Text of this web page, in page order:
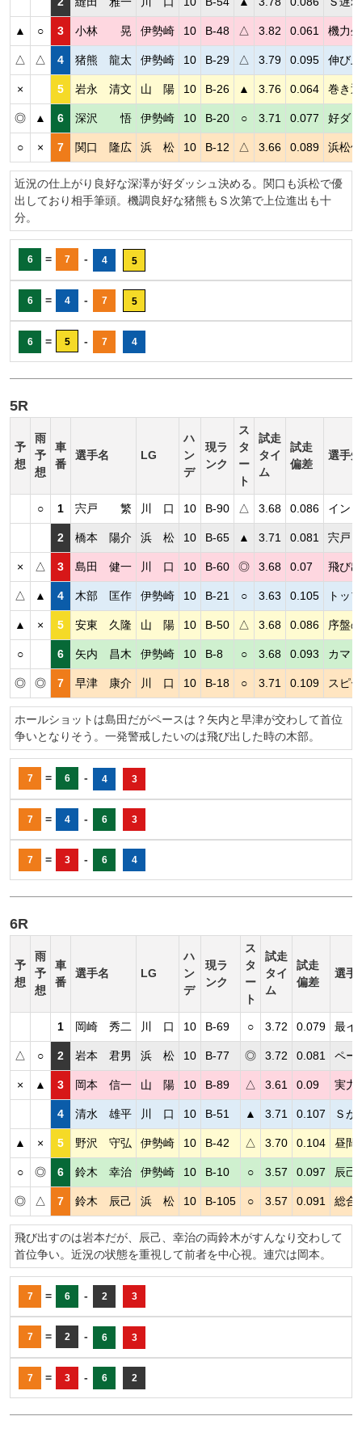
▲ ○ 3 小林 晃 伊勢崎 10 B-48 △ 3.82 0.061 機力
△ △ 4 猪熊 龍太 伊勢崎 10 B-29 △ 3.79 0.095 伸び
× 5 岩永 清文 山 陽 10 B-26 ▲ 3.76 0.064 巻き
◎ ▲ 6 深沢 悟 伊勢崎 10 B-20 ○ 3.71 0.077 好ダ
○ × 7 関口 隆広 浜 松 10 B-12 △ 3.66 0.089 浜松
近況の仕上がり良好な深澤が好ダッシュ決める。関口も浜松で優
出しており相手筆頭。機調良好な猪熊もＳ次第で上位進出も十
分。
6 = 7 - 4 5
6 = 4 - 7 5
6 = 5 - 7 4
5R
予
想
雨
予
想
車
番
選手名 LG
ハ
ン
デ
現ラ
ンク
ス
タ
ー
ト
試走
タイ
ム
試走
偏差
選手
○ 1 宍戸 繁 川 口 10 B-90 △ 3.68 0.086 イン
2 橋本 陽介 浜 松 10 B-65 ▲ 3.71 0.081 宍戸
× △ 3 島田 健一 川 口 10 B-60 ◎ 3.68 0.07 飛び
△ ▲ 4 木部 匡作 伊勢崎 10 B-21 ○ 3.63 0.105 トッ
▲ × 5 安東 久隆 山 陽 10 B-50 △ 3.68 0.086 序盤
○ 6 矢内 昌木 伊勢崎 10 B-8 ○ 3.68 0.093 カマ
◎ ◎ 7 早津 康介 川 口 10 B-18 ○ 3.71 0.109 スピ
ホールショットは島田だがペースは？矢内と早津が交わして首位
争いとなりそう。一発警戒したいのは飛び出した時の木部。
7 = 6 - 4 3
7 = 4 - 6 3
7 = 3 - 6 4
6R
予
想
雨
予
想
車
番
選手名 LG
ハ
ン
デ
現ラ
ンク
ス
タ
ー
ト
試走
タイ
ム
試走
偏差
選手
1 岡崎 秀二 川 口 10 B-69 ○ 3.72 0.079 最イ
△ ○ 2 岩本 君男 浜 松 10 B-77 ◎ 3.72 0.081 ペー
× ▲ 3 岡本 信一 山 陽 10 B-89 △ 3.61 0.09 実力
4 清水 雄平 川 口 10 B-51 ▲ 3.71 0.107 Ｓが
▲ × 5 野沢 守弘 伊勢崎 10 B-42 △ 3.70 0.104 昼間
○ ◎ 6 鈴木 幸治 伊勢崎 10 B-10 ○ 3.57 0.097 辰己
◎ △ 7 鈴木 辰己 浜 松 10 B-105 ○ 3.57 0.091 総合
飛び出すのは岩本だが、辰己、幸治の両鈴木がすんなり交わして
首位争い。近況の状態を重視して前者を中心視。連穴は岡本。
7 = 6 - 2 3
7 = 2 - 6 3
7 = 3 - 6 2